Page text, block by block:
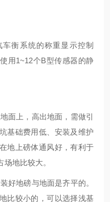
衡系统的称重显示控制
用1~12个B型传感器的静
面上，高出地面，需做引
基础费用低、安装及维护
地上磅体通风好，有利于
地比较大。
好地磅与地面是齐平的。
比较小的，可以选择浅基